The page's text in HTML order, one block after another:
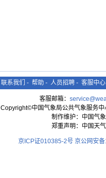
联系我们 - 帮助 - 人员招聘 - 客服中心
客服邮箱：
Copyright©中国气象局公共气象服务
制作维护：中国气
郑重声明：中国天
京ICP证010385-2号 京公网安